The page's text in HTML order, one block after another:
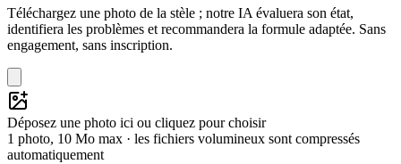
Téléchargez une photo de la stèle ; notre IA évaluera son état,
identifiera les problèmes et recommandera la formule adaptée. Sans
engagement, sans inscription.
Déposez une photo ici ou cliquez pour choisir
1 photo, 10 Mo max · les fichiers volumineux sont compressés
automatiquement